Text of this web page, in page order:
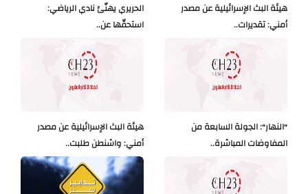
الحريري يهنّئ نادي الرياضي:
استحقّها عن..
هيئة البث الإسرائيلية عن مصدر
أمني: تقديرات..
هيئة البث الإسرائيلية عن مصدر
أمني: واشنطن طلبت..
"النهار": الجولة السابعة من
المفاوضات المباشرة..